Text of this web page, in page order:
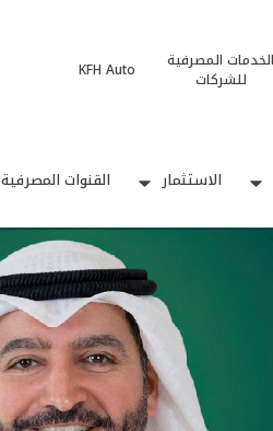
الخدمات المصرفية
للشركات
KFH Auto
الاستثمار القنوات المصرفية